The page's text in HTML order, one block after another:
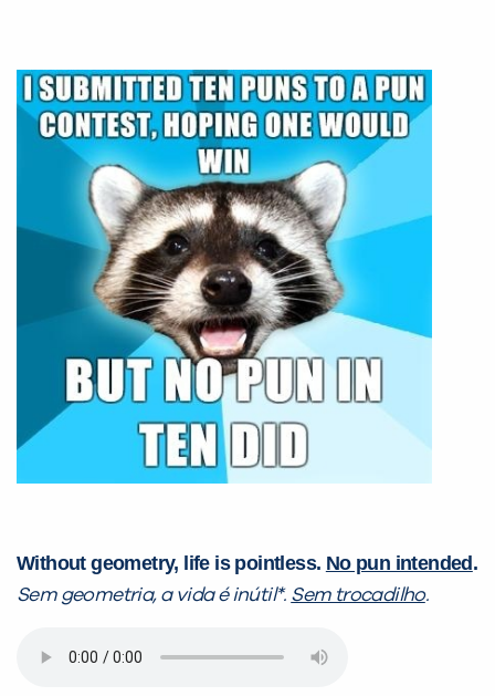
Without geometry, life is pointless. No pun intended .
Sem geometria, a vida é inútil*. Sem trocadilho.
VOLTAR